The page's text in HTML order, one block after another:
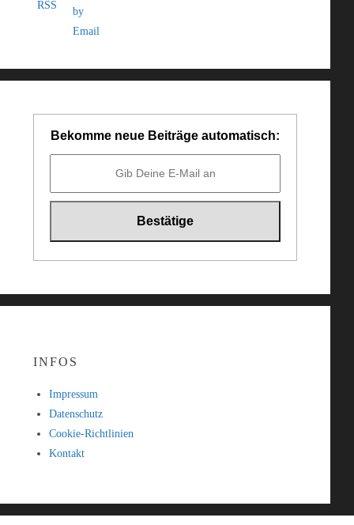
Bekomme neue Beiträge automatisch:
INFOS
Impressum
Datenschutz
Cookie-Richtlinien
Kontakt